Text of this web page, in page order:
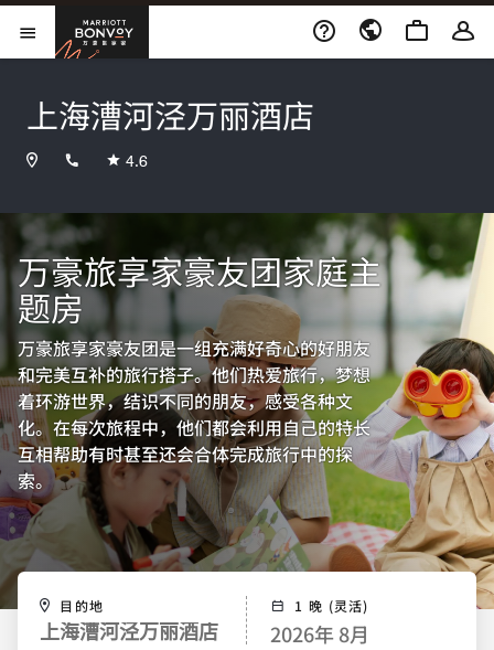
Skip to Content
打开菜单万豪旅享家
上海漕河泾万丽酒店
+862133258888
4.6
万豪旅享家豪友团家庭主
题房
万豪旅享家豪友团是一组充满好奇心的好朋友
和完美互补的旅行搭子。他们热爱旅行，梦想
着环游世界，结识不同的朋友，感受各种文
化。在每次旅程中，他们都会利用自己的特长
互相帮助有时甚至还会合体完成旅行中的探
索。
目的地
上海漕河泾万丽酒店
1 晚 (灵活)
2026年 8月